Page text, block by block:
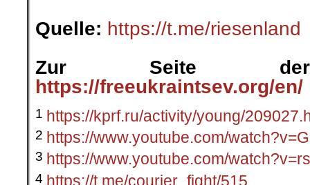
Quelle: https://t.me/riesenland
Zur Seite der
https://freeukraintsev.org/en/
1 https://kprf.ru/activity/young/
2 https://www.youtube.com/
3 https://www.youtube.com/
4 https://t.me/courier_fight/515